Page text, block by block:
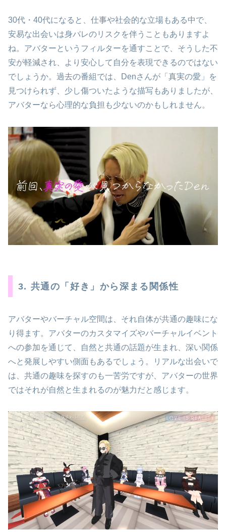
30代・40代になると、仕事や社会的な立場もある中で、
安易な出会いは身バレのリスクを伴うこともありますよ
ね。アバターというフィルターを通すことで、そうした不
安が軽減され、より安心して自分を表現できるのではない
でしょうか。過去の番組では、Denさんが「真実の愛」を
見つけられず、少し傷ついたような描写もありましたが、
アバターなら心理的な負担も少ないのかもしれません。
3. 共通の「好き」から深まる関係性
アバターやバーチャル空間は、それ自体が共通の趣味にな
り得ます。アバターのカスタマイズやバーチャルイベント
への参加を通じて、自然と共通の話題が生まれ、深い関係
へと発展しやすい側面もあるでしょう。リアルな出会いで
は、共通の趣味を探すのも一苦労ですが、アバターの世界
ではそれが自然と生まれるのが魅力だと感じます。